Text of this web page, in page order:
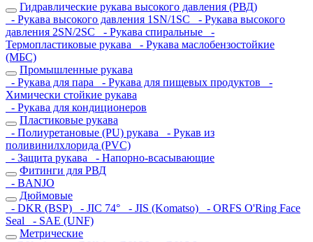
Гидравлические рукава высокого давления (РВД)
- Рукава высокого давления 1SN/1SC
- Рукава высокого
давления 2SN/2SC
- Рукава спиральные
-
Термопластиковые рукава
- Рукава маслобензостойкие
(МБС)
Промышленные рукава
- Рукава для пара
- Рукава для пищевых продуктов
-
Химически стойкие рукава
- Рукава для кондиционеров
Пластиковые рукава
- Полиуретановые (PU) рукава
- Рукав из
поливинилхлорида (PVC)
- Защита рукава
- Напорно-всасывающие
Фитинги для РВД
- BANJO
Дюймовые
- DKR (BSP)
- JIC 74° - JIS (Komatso)
- ORFS O'Ring Face
Seal
- SAE (UNF)
Метрические